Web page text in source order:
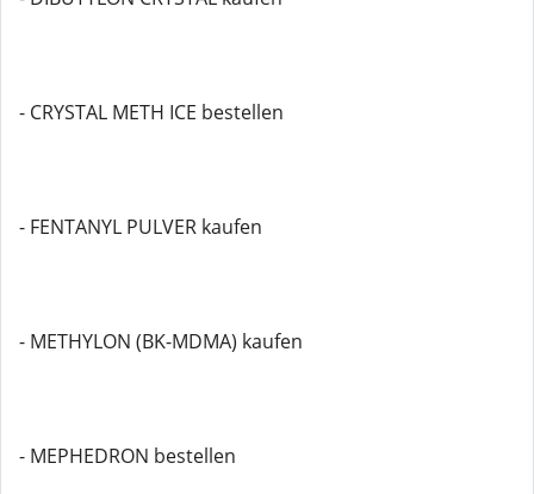
- CRYSTAL METH ICE bestellen
- FENTANYL PULVER kaufen
- METHYLON (BK-MDMA) kaufen
- MEPHEDRON bestellen